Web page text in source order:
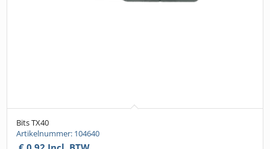
Bits TX40
Artikelnummer: 104640